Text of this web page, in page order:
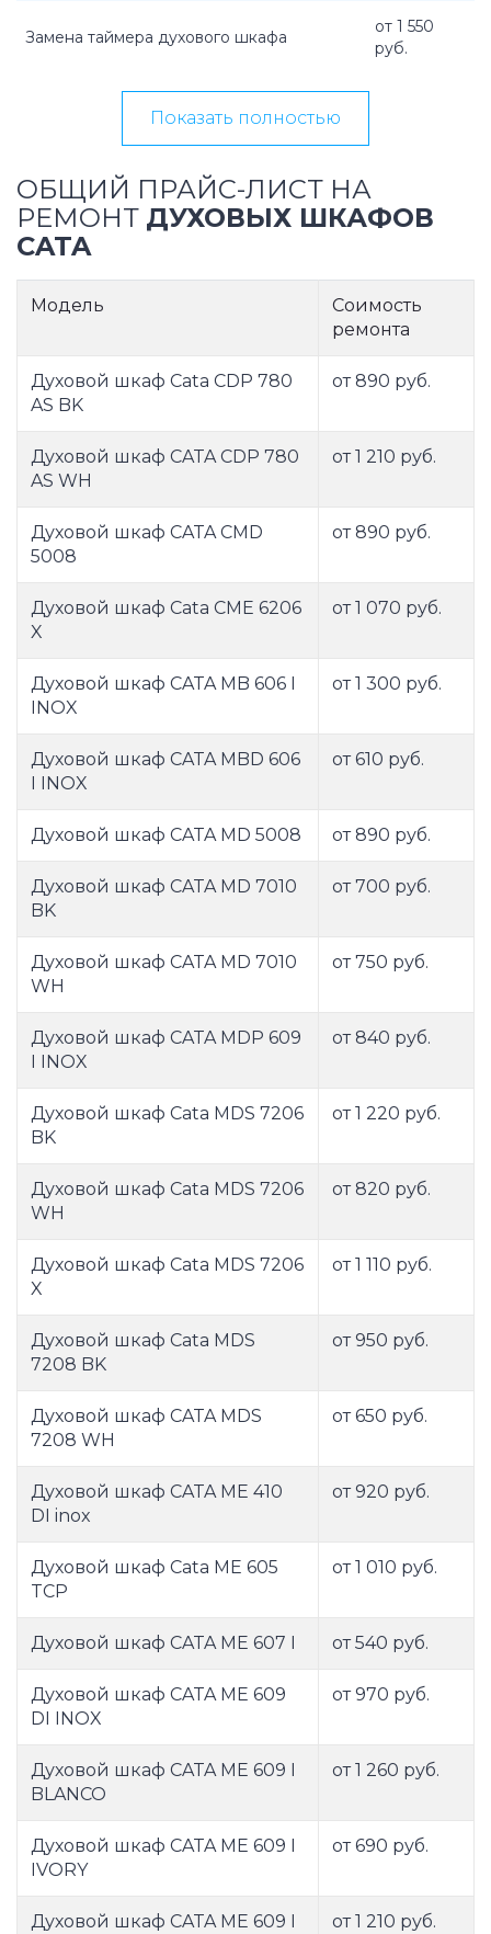
Замена таймера духового шкафа
от 1 550
руб.
Показать полностью
ОБЩИЙ ПРАЙС-ЛИСТ НА
РЕМОНТ ДУХОВЫХ ШКАФОВ
CATA
Модель
Соимость
ремонта
Духовой шкаф Cata CDP 780
AS BK
от 890 руб.
Духовой шкаф CATA CDP 780
AS WH
от 1 210 руб.
Духовой шкаф CATA CMD
5008
от 890 руб.
Духовой шкаф Cata CME 6206
X
от 1 070 руб.
Духовой шкаф CATA MB 606 I
INOX
от 1 300 руб.
Духовой шкаф CATA MBD 606
I INOX
от 610 руб.
Духовой шкаф CATA MD 5008 от 890 руб.
Духовой шкаф CATA MD 7010
BK
от 700 руб.
Духовой шкаф CATA MD 7010
WH
от 750 руб.
Духовой шкаф CATA MDP 609
I INOX
от 840 руб.
Духовой шкаф Cata MDS 7206
BK
от 1 220 руб.
Духовой шкаф Cata MDS 7206
WH
от 820 руб.
Духовой шкаф Cata MDS 7206
X
от 1 110 руб.
Духовой шкаф Cata MDS
7208 BK
от 950 руб.
Духовой шкаф CATA MDS
7208 WH
от 650 руб.
Духовой шкаф CATA ME 410
DI inox
от 920 руб.
Духовой шкаф Cata ME 605
TCP
от 1 010 руб.
Духовой шкаф CATA ME 607 I от 540 руб.
Духовой шкаф CATA ME 609
DI INOX
от 970 руб.
Духовой шкаф CATA ME 609 I
BLANCO
от 1 260 руб.
Духовой шкаф CATA ME 609 I
IVORY
от 690 руб.
Духовой шкаф CATA ME 609 I
от 1 210 руб.